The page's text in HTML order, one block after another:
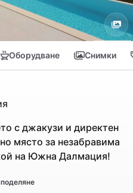
Оборудване Снимки
с джакузи и директен
място за незабравима
на Южна Далмация!